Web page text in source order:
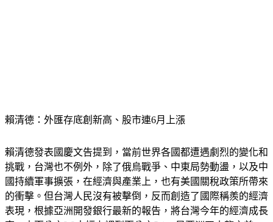
挑戰，台灣也不例外，除了俄烏戰爭、中東局勢動盪，以及中
國持續軍事擴張，在經濟與產業上，也有美國關稅政策所帶來
的衝擊。但台灣人民沒有被擊倒，反而創造了國際稱羨的經濟
表現，根據亞洲開發銀行最新的報告，將台灣今年的經濟成長
率，由百分之3.3大幅上調到百分之5.1，是亞洲四小龍之首，